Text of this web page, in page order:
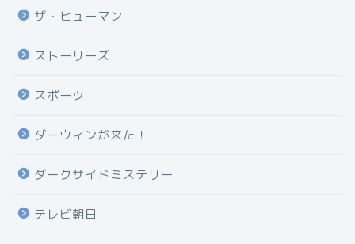
ザ・ヒューマン
ストーリーズ
スポーツ
ダーウィンが来た！
ダークサイドミステリー
テレビ朝日